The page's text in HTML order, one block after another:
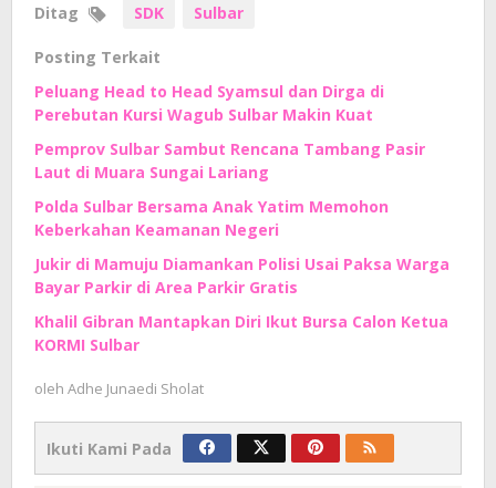
Ditag SDK Sulbar
Posting Terkait
Peluang Head to Head Syamsul dan Dirga di
Perebutan Kursi Wagub Sulbar Makin Kuat
Pemprov Sulbar Sambut Rencana Tambang Pasir
Laut di Muara Sungai Lariang
Polda Sulbar Bersama Anak Yatim Memohon
Keberkahan Keamanan Negeri
Jukir di Mamuju Diamankan Polisi Usai Paksa Warga
Bayar Parkir di Area Parkir Gratis
Khalil Gibran Mantapkan Diri Ikut Bursa Calon Ketua
KORMI Sulbar
oleh Adhe Junaedi Sholat
Ikuti Kami Pada